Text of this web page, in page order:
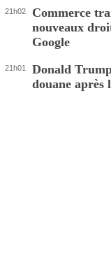
21h02
Commerce
nouveaux
Google
21h01
Donald
douane après